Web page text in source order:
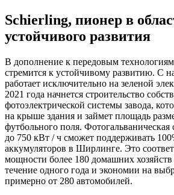
Schierling, пионер в
устойчивого развития
В дополнение к передовым
стремится к устойчивому развитию. С
работает исключительно на зеленой
2021 года начнется строительство
фотоэлектрической системы завода,
на крыше здания и займет площадь
футбольного поля.
до 750 кВт / ч сможет поддерживать
аккумуляторов в Ширлинге. Это
мощности более 180 домашних хозяйств
течение одного года и экономии на
примерно от 280 автомобилей.